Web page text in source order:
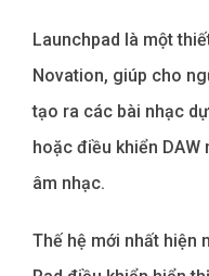
Launchpad là một
Novation, giúp cho
tạo ra các bài nhạc
hoặc điều khiển
âm nhạc.
Thế hệ mới nhất hiện